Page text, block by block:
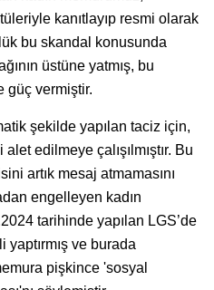
kanıtlayıp resmi olarak
bu skandal konusunda
üstüne yatmış, bu
güç vermiştir.
şekilde yapılan taciz için,
edilmeye çalışılmıştır. Bu
artık mesaj atmamasını
engelleyen kadın
tarihinde yapılan LGS’de
ve burada
pişkince 'sosyal